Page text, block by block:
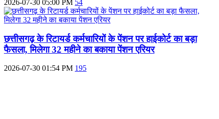
2026-07-30 05:00 PM 54
छत्तीसगढ़ के रिटायर्ड कर्मचारियों के पेंशन पर हाईकोर्ट का बड़ा
फैसला, मिलेगा 32 महीने का बकाया पेंशन एरियर
2026-07-30 01:54 PM 195